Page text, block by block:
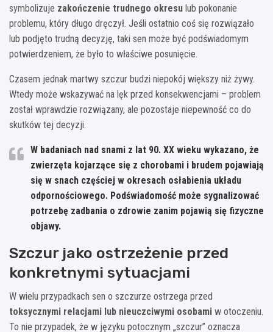
symbolizuje zakończenie trudnego okresu lub pokonanie
problemu, który długo dręczył. Jeśli ostatnio coś się rozwiązało
lub podjęto trudną decyzję, taki sen może być podświadomym
potwierdzeniem, że było to właściwe posunięcie.
Czasem jednak martwy szczur budzi niepokój większy niż żywy.
Wtedy może wskazywać na lęk przed konsekwencjami – problem
został wprawdzie rozwiązany, ale pozostaje niepewność co do
skutków tej decyzji.
W badaniach nad snami z lat 90. XX wieku wykazano, że
zwierzęta kojarzące się z chorobami i brudem pojawiają
się w snach częściej w okresach osłabienia układu
odpornościowego. Podświadomość może sygnalizować
potrzebę zadbania o zdrowie zanim pojawią się fizyczne
objawy.
Szczur jako ostrzeżenie przed
konkretnymi sytuacjami
W wielu przypadkach sen o szczurze ostrzega przed
toksycznymi relacjami lub nieuczciwymi osobami w otoczeniu.
To nie przypadek, że w języku potocznym „szczur” oznacza